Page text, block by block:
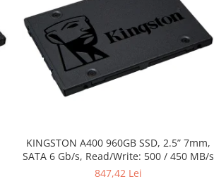
KINGSTON A400 960GB SSD, 2.5” 7mm,
SATA 6 Gb/s, Read/Write: 500 / 450 MB/s
847,42 Lei